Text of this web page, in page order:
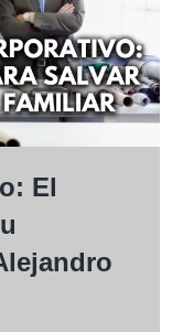
El